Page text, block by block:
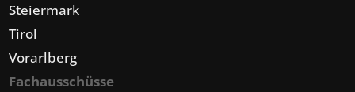
Steiermark
Tirol
Vorarlberg
Fachausschüsse